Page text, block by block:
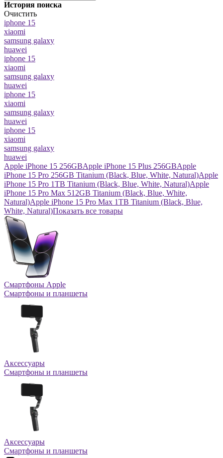
История поиска
Очистить
iphone 15
xiaomi
samsung galaxy
huawei
iphone 15
xiaomi
samsung galaxy
huawei
iphone 15
xiaomi
samsung galaxy
huawei
iphone 15
xiaomi
samsung galaxy
huawei
Apple iPhone 15 256GBApple iPhone 15 Plus 256GBApple
iPhone 15 Pro 256GB Titanium (Black, Blue, White, Natural)Apple
iPhone 15 Pro 1TB Titanium (Black, Blue, White, Natural)Apple
iPhone 15 Pro Max 512GB Titanium (Black, Blue, White,
Natural)Apple iPhone 15 Pro Max 1TB Titanium (Black, Blue,
White, Natural)Показать все товары
Смартфоны Apple
Смартфоны и планшеты
Аксессуары
Смартфоны и планшеты
Аксессуары
Смартфоны и планшеты